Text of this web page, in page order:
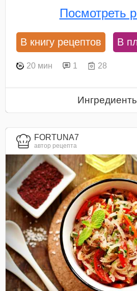
Посмотреть
В книгу рецептов В
20 мин 1 28
FORTUNA7
автор рецепта